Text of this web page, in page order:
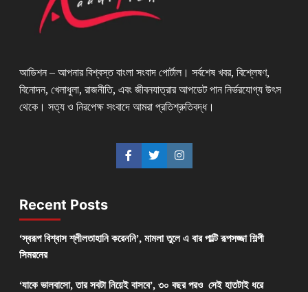
আডিশন – আপনার বিশ্বস্ত বাংলা সংবাদ পোর্টাল। সর্বশেষ খবর, বিশ্লেষণ,
বিনোদন, খেলাধুলা, রাজনীতি, এবং জীবনযাত্রার আপডেট পান নির্ভরযোগ্য উৎস
থেকে। সত্য ও নিরপেক্ষ সংবাদে আমরা প্রতিশ্রুতিবদ্ধ।
Recent Posts
‘স্বরূপ বিশ্বাস শ্লীলতাহানি করেননি’, মামলা তুলে এ বার পাল্টি রূপসজ্জা শিল্পী
সিমরনের
‘যাকে ভালবাসো, তার সবটা নিয়েই বাসবে’, ৩০ বছর পরও সেই হাতটাই ধরে